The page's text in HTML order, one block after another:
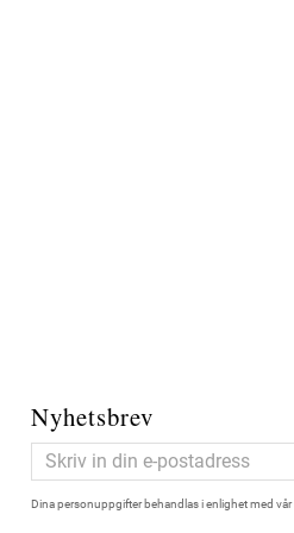
Nyhetsbrev
Dina personuppgifter behandlas i enlighet med vår